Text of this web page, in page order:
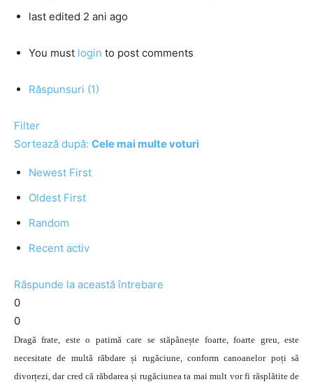
last edited 2 ani ago
You must login to post comments
Răspunsuri (1)
Filter
Sortează după: Cele mai multe voturi
Newest First
Oldest First
Random
Recent activ
Răspunde la această întrebare
0
0
Dragă frate, este o patimă care se stăpânește foarte, foarte greu, este
necesitate de multă răbdare și rugăciune, conform canoanelor poți să
divorțezi, dar cred că răbdarea și rugăciunea ta mai mult vor fi răsplătite de